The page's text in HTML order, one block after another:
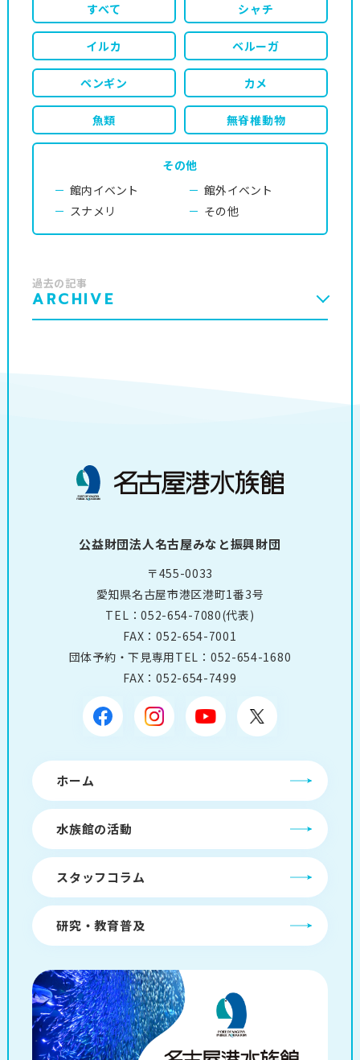
すべて シャチ
イルカ ベルーガ
ペンギン カメ
魚類 無脊椎動物
その他
館内イベント
館外イベント
スナメリ
その他
過去の記事
ARCHIVE
公益財団法人名古屋みなと振興財団
〒455-0033
愛知県名古屋市港区港町1番3号
TEL：052-654-7080(代表)
FAX：052-654-7001
団体予約・下見専用TEL： 052-654-1680
FAX：052-654-7499
ホーム
水族館の活動
スタッフコラム
研究・教育普及